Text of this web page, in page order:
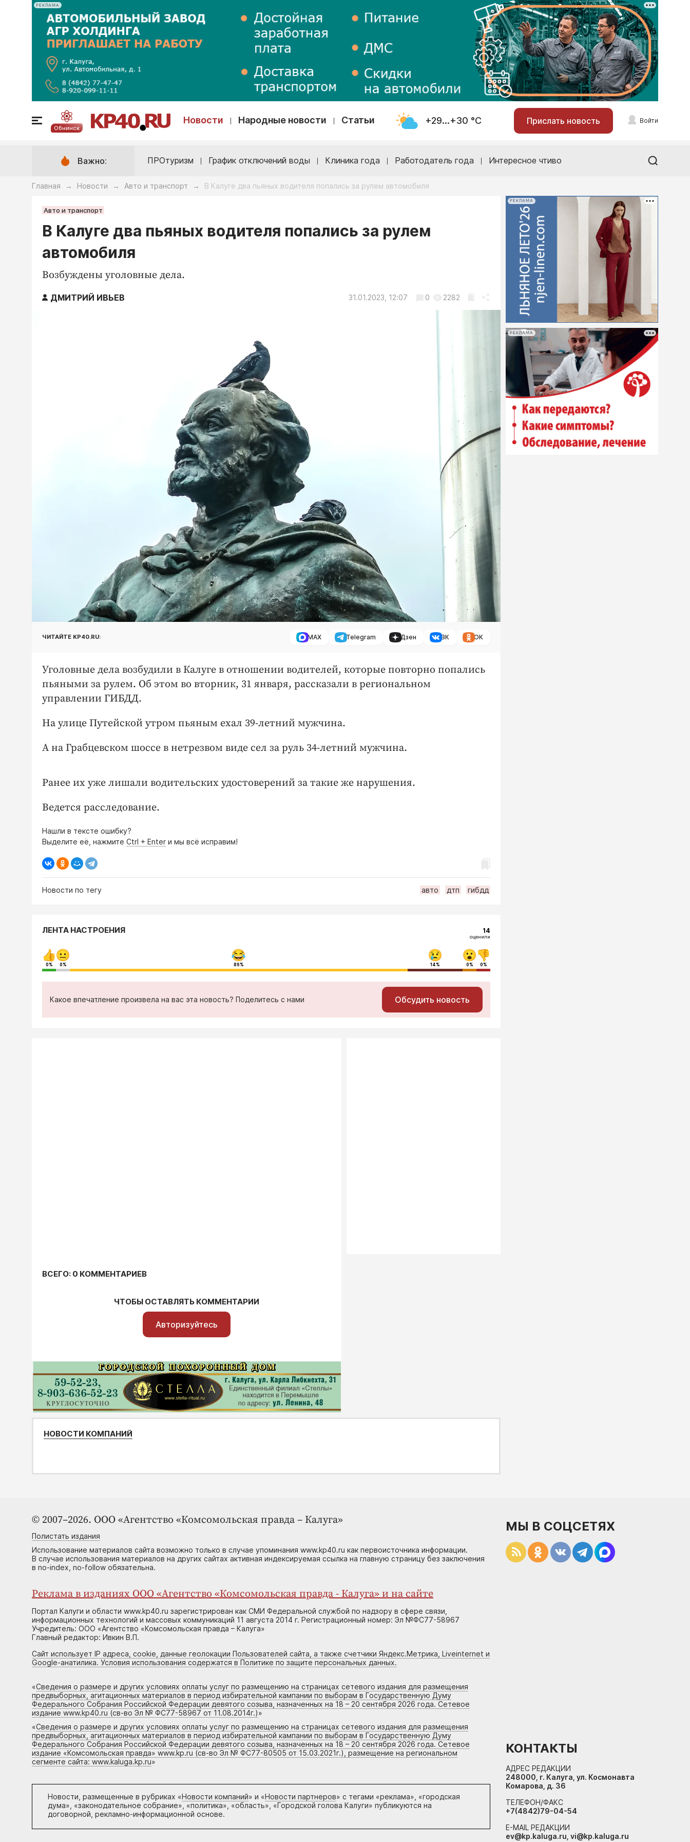
РЕКЛАМА
Обнинск
Новости Народные новости Статьи +29...+30 °С Прислать новость Войти
Важно: ПРОтуризм График отключений воды Клиника года Работодатель года Интересное чтиво
Главная → Новости → Авто и транспорт → В Калуге два пьяных водителя попались за рулем автомобиля
Авто и транспорт
В Калуге два пьяных водителя попались за рулем
автомобиля
Возбуждены уголовные дела.
ДМИТРИЙ ИВЬЕВ 31.01.2023, 12:07 0 2282
ЧИТАЙТЕ KP40.RU: MAX Telegram Дзен ВК ОК
Уголовные дела возбудили в Калуге в отношении водителей, которые повторно попались
пьяными за рулем. Об этом во вторник, 31 января, рассказали в региональном
управлении ГИБДД.
На улице Путейской утром пьяным ехал 39-летний мужчина.
А на Грабцевском шоссе в нетрезвом виде сел за руль 34-летний мужчина.
Ранее их уже лишали водительских удостоверений за такие же нарушения.
Ведется расследование.
Нашли в тексте ошибку?
Выделите её, нажмите Ctrl + Enter и мы всё исправим!
Новости по тегу авто дтп гибдд
РЕКЛАМА
РЕКЛАМА
ЛЕНТА НАСТРОЕНИЯ 14
оценили
0% 0% 86% 14% 0% 0%
Какое впечатление произвела на вас эта новость? Поделитесь с нами Обсудить новость
ВСЕГО: 0 КОММЕНТАРИЕВ
ЧТОБЫ ОСТАВЛЯТЬ КОММЕНТАРИИ
Авторизуйтесь
НОВОСТИ КОМПАНИЙ
© 2007–2026. ООО «Агентство «Комсомольская правда – Калуга»
Полистать издания
Использование материалов сайта возможно только в случае упоминания www.kp40.ru как первоисточника информации.
В случае использования материалов на других сайтах активная индексируемая ссылка на главную страницу без заключения
в no-index, no-follow обязательна.
Реклама в изданиях ООО «Агентство «Комсомольская правда - Калуга» и на сайте
Портал Калуги и области www.kp40.ru зарегистрирован как СМИ Федеральной службой по надзору в сфере связи,
информационных технологий и массовых коммуникаций 11 августа 2014 г. Регистрационный номер: Эл №ФС77-58967
Учредитель: ООО «Агентство «Комсомольская правда – Калуга»
Главный редактор: Ивкин В.П.
Сайт использует IP адреса, cookie, данные геолокации Пользователей сайта, а также счетчики Яндекс.Метрика, Liveinternet и
Google-анатилика. Условия использования содержатся в Политике по защите персональных данных.
«Сведения о размере и других условиях оплаты услуг по размещению на страницах сетевого издания для размещения
предвыборных, агитационных материалов в период избирательной кампании по выборам в Государственную Думу
Федерального Собрания Российской Федерации девятого созыва, назначенных на 18 – 20 сентября 2026 года. Сетевое
издание www.kp40.ru (св-во Эл № ФС77-58967 от 11.08.2014г.)»
«Сведения о размере и других условиях оплаты услуг по размещению на страницах сетевого издания для размещения
предвыборных, агитационных материалов в период избирательной кампании по выборам в Государственную Думу
Федерального Собрания Российской Федерации девятого созыва, назначенных на 18 – 20 сентября 2026 года. Сетевое
издание «Комсомольская правда» www.kp.ru (св-во Эл № ФС77-80505 от 15.03.2021г.), размещение на региональном
сегменте сайта: www.kaluga.kp.ru»
Новости, размещенные в рубриках «Новости компаний» и «Новости партнеров» с тегами «реклама», «городская
дума», «законодательное собрание», «политика», «область», «Городской голова Калуги» публикуются на
договорной, рекламно-информационной основе.
МЫ В СОЦСЕТЯХ
КОНТАКТЫ
АДРЕС РЕДАКЦИИ
248000, г. Калуга, ул. Космонавта
Комарова, д. 36
ТЕЛЕФОН/ФАКС
+7(4842)79-04-54
E-MAIL РЕДАКЦИИ
ev@kp.kaluga.ru, vi@kp.kaluga.ru